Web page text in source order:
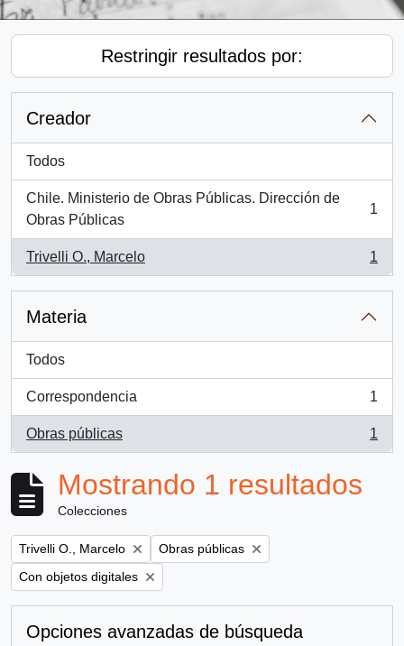
Restringir resultados por:
Creador
Todos
Chile. Ministerio de Obras Públicas. Dirección de
Obras Públicas
, 1 resultados
1
Trivelli O., Marcelo
, 1 resultados
1
Materia
Todos
Correspondencia
, 1 resultados
1
Obras públicas
, 1 resultados
1
Mostrando 1 resultados
Colecciones
Remove filter:
Trivelli O., Marcelo Remove filter:
Obras públicas
Remove filter:
Con objetos digitales
Opciones avanzadas de búsqueda